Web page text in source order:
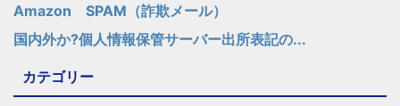
Amazon SPAM（詐欺メール）
国内外か?個人情報保管サーバー出所表記の...
カテゴリー